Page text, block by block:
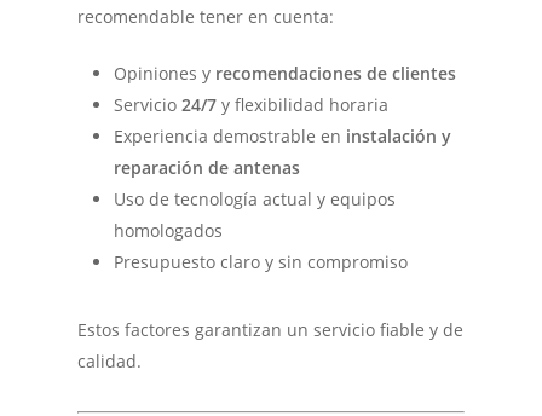
recomendable tener en cuenta:
Opiniones y recomendaciones de clientes
Servicio24/7 y flexibilidad horaria
Experiencia demostrable en instalación y
reparación de antenas
Uso de tecnología actual y equipos
homologados
Presupuesto claro y sin compromiso
Estos factores garantizan un servicio fiable y de
calidad.